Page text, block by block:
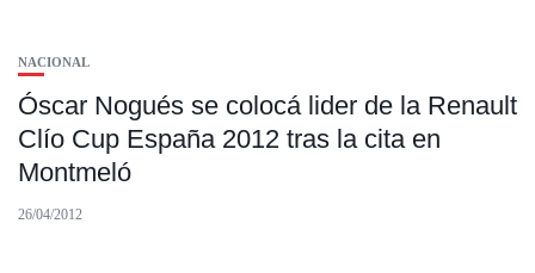
NACIONAL
Óscar Nogués se colocá lider de la Renault
Clío Cup España 2012 tras la cita en
Montmeló
26/04/2012